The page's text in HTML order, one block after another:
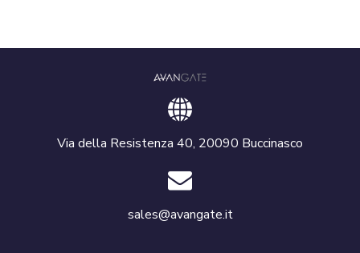
Via della Resistenza 40, 20090 Buccinasco
sales@avangate.it